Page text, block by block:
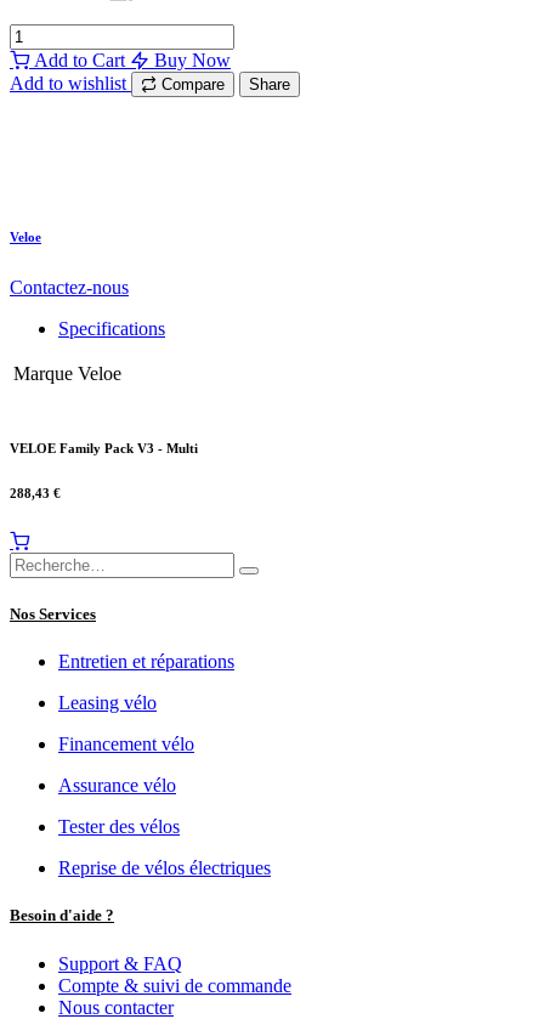
Add to Cart
Buy Now
Add to wishlist
Compare Share
Veloe
Contactez-nous
Specifications
Marque Veloe
VELOE Family Pack V3 - Multi
288,43 €
Nos Services
Entretien et réparations
Leasing vélo
Financement vélo
Assurance vélo
Tester des vélos
Reprise de vélos électriques
Besoin d'aide ?
Support & FAQ
Compte & suivi de commande
Nous contacter